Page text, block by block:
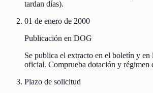
tardan días).
01 de enero de 2000
Publicación en DOG
Se publica el extracto en el boletín y
oficial. Comprueba dotación y régimen
Plazo de solicitud